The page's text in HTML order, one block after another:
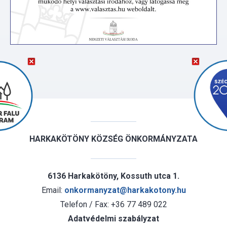
HARKAKÖTÖNY KÖZSÉG ÖNKORMÁNYZATA
6136 Harkakötöny, Kossuth utca 1.
Email: onkormanyzat@harkakotony.hu
Telefon / Fax: +36 77 489 022
Adatvédelmi szabályzat